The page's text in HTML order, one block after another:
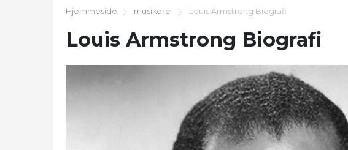
Hjemmeside musikere Louis Armstrong Biografi
Louis Armstrong Biografi